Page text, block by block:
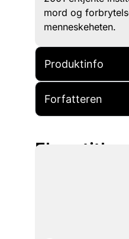
mord og
menneskeheten.
Produktinfo
Forfatteren
Flere titler